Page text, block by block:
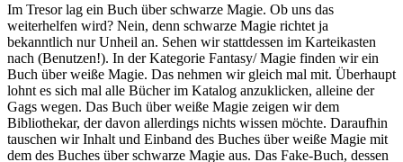
Im Tresor lag ein Buch über schwarze Magie. Ob uns das
weiterhelfen wird? Nein, denn schwarze Magie richtet ja
bekanntlich nur Unheil an. Sehen wir stattdessen im Karteikasten
nach (Benutzen!). In der Kategorie Fantasy/ Magie finden wir ein
Buch über weiße Magie. Das nehmen wir gleich mal mit. Überhaupt
lohnt es sich mal alle Bücher im Katalog anzuklicken, alleine der
Gags wegen. Das Buch über weiße Magie zeigen wir dem
Bibliothekar, der davon allerdings nichts wissen möchte. Daraufhin
tauschen wir Inhalt und Einband des Buches über weiße Magie mit
dem des Buches über schwarze Magie aus. Das Fake-Buch, dessen